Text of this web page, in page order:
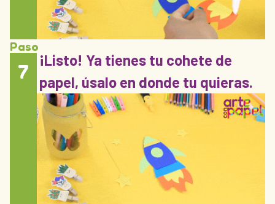
Paso
7
¡Listo! Ya tienes tu cohete de
papel, úsalo en donde tu quieras.